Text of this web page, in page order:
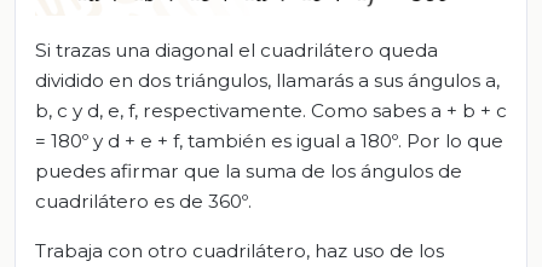
Si trazas una diagonal el cuadrilátero queda
dividido en dos triángulos, llamarás a sus ángulos a,
b, c y d, e, f, respectivamente. Como sabes a + b + c
= 180º y d + e + f, también es igual a 180º. Por lo que
puedes afirmar que la suma de los ángulos de
cuadrilátero es de 360º.
Trabaja con otro cuadrilátero, haz uso de los